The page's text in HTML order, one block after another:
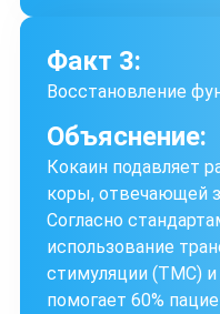
Факт 3:
Восстановление
Объяснение:
Кокаин подавляет
коры, отвечающей
Согласно
использование
стимуляции (ТМС)
помогает 60%